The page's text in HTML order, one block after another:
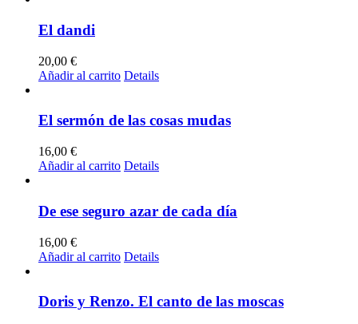
El dandi
20,00 €
Añadir al carrito Details
El sermón de las cosas mudas
16,00 €
Añadir al carrito Details
De ese seguro azar de cada día
16,00 €
Añadir al carrito Details
Doris y Renzo. El canto de las moscas